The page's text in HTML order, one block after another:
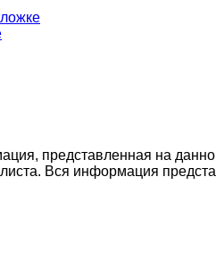
представленная на
Вся информация